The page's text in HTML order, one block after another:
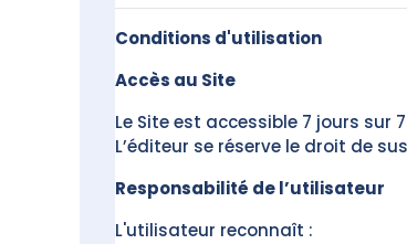
Conditions d'utilisation
Accès au Site
Le Site est accessible 7 jours
L’éditeur se réserve le droit de
Responsabilité de l’utilisateur
L'utilisateur reconnaît :